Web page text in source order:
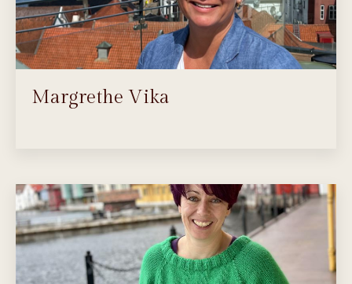
Margrethe Vika